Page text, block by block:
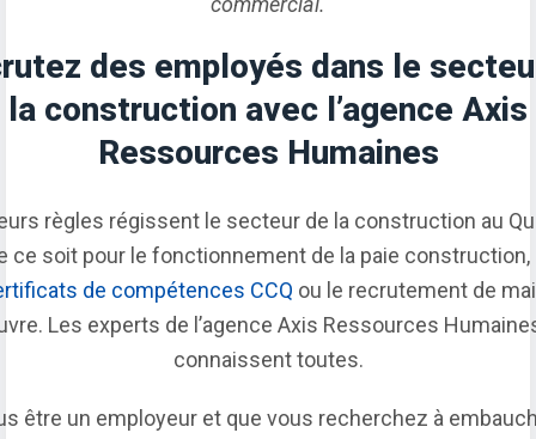
des employés dans le
la construction avec l’agence Axis
Ressources Humaines
règles régissent le secteur de la construction au
ce soit pour le fonctionnement de la paie construction,
de compétences CCQ ou le recrutement de
Les experts de l’agence Axis Ressources
connaissent toutes.
être un employeur et que vous recherchez à